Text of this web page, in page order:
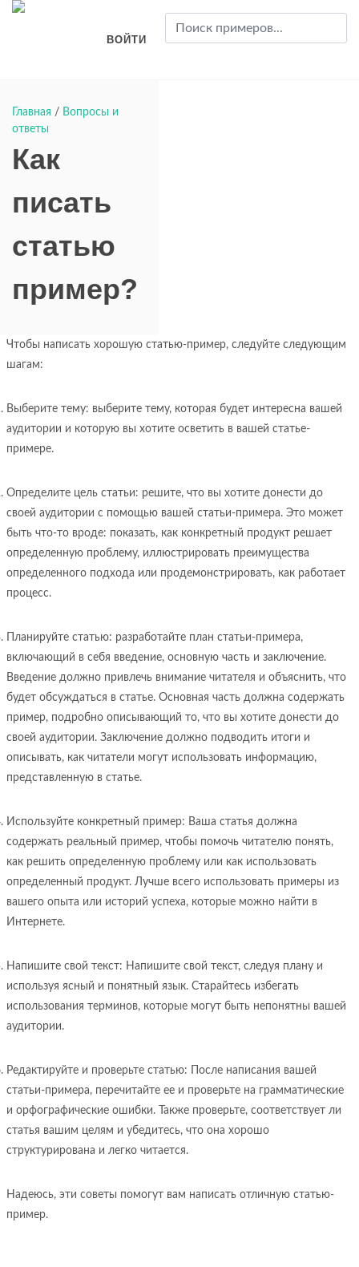
ВОЙТИ
Главная / Вопросы и
ответы
Как
писать
статью
пример?
Чтобы написать хорошую статью-пример, следуйте следующим
шагам:
Выберите тему: выберите тему, которая будет интересна вашей
аудитории и которую вы хотите осветить в вашей статье-
примере.
Определите цель статьи: решите, что вы хотите донести до
своей аудитории с помощью вашей статьи-примера. Это может
быть что-то вроде: показать, как конкретный продукт решает
определенную проблему, иллюстрировать преимущества
определенного подхода или продемонстрировать, как работает
процесс.
Планируйте статью: разработайте план статьи-примера,
включающий в себя введение, основную часть и заключение.
Введение должно привлечь внимание читателя и объяснить, что
будет обсуждаться в статье. Основная часть должна содержать
пример, подробно описывающий то, что вы хотите донести до
своей аудитории. Заключение должно подводить итоги и
описывать, как читатели могут использовать информацию,
представленную в статье.
Используйте конкретный пример: Ваша статья должна
содержать реальный пример, чтобы помочь читателю понять,
как решить определенную проблему или как использовать
определенный продукт. Лучше всего использовать примеры из
вашего опыта или историй успеха, которые можно найти в
Интернете.
Напишите свой текст: Напишите свой текст, следуя плану и
используя ясный и понятный язык. Старайтесь избегать
использования терминов, которые могут быть непонятны вашей
аудитории.
Редактируйте и проверьте статью: После написания вашей
статьи-примера, перечитайте ее и проверьте на грамматические
и орфографические ошибки. Также проверьте, соответствует ли
статья вашим целям и убедитесь, что она хорошо
структурирована и легко читается.
Надеюсь, эти советы помогут вам написать отличную статью-
пример.